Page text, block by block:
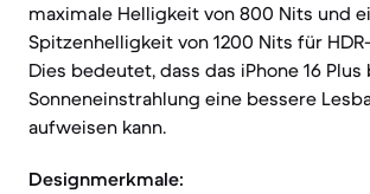
maximale Helligkeit von 800 Nits und
Spitzenhelligkeit von 1200 Nits für
Dies bedeutet, dass das iPhone 16
Sonneneinstrahlung eine bessere
aufweisen kann.
Designmerkmale: